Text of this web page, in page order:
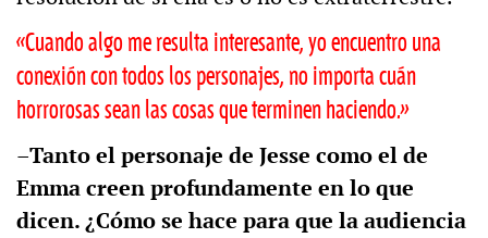
«Cuando algo me resulta interesante, yo encuentro una
conexión con todos los personajes, no importa cuán
horrorosas sean las cosas que terminen haciendo.»
–Tanto el personaje de Jesse como el de
Emma creen profundamente en lo que
dicen. ¿Cómo se hace para que la audiencia